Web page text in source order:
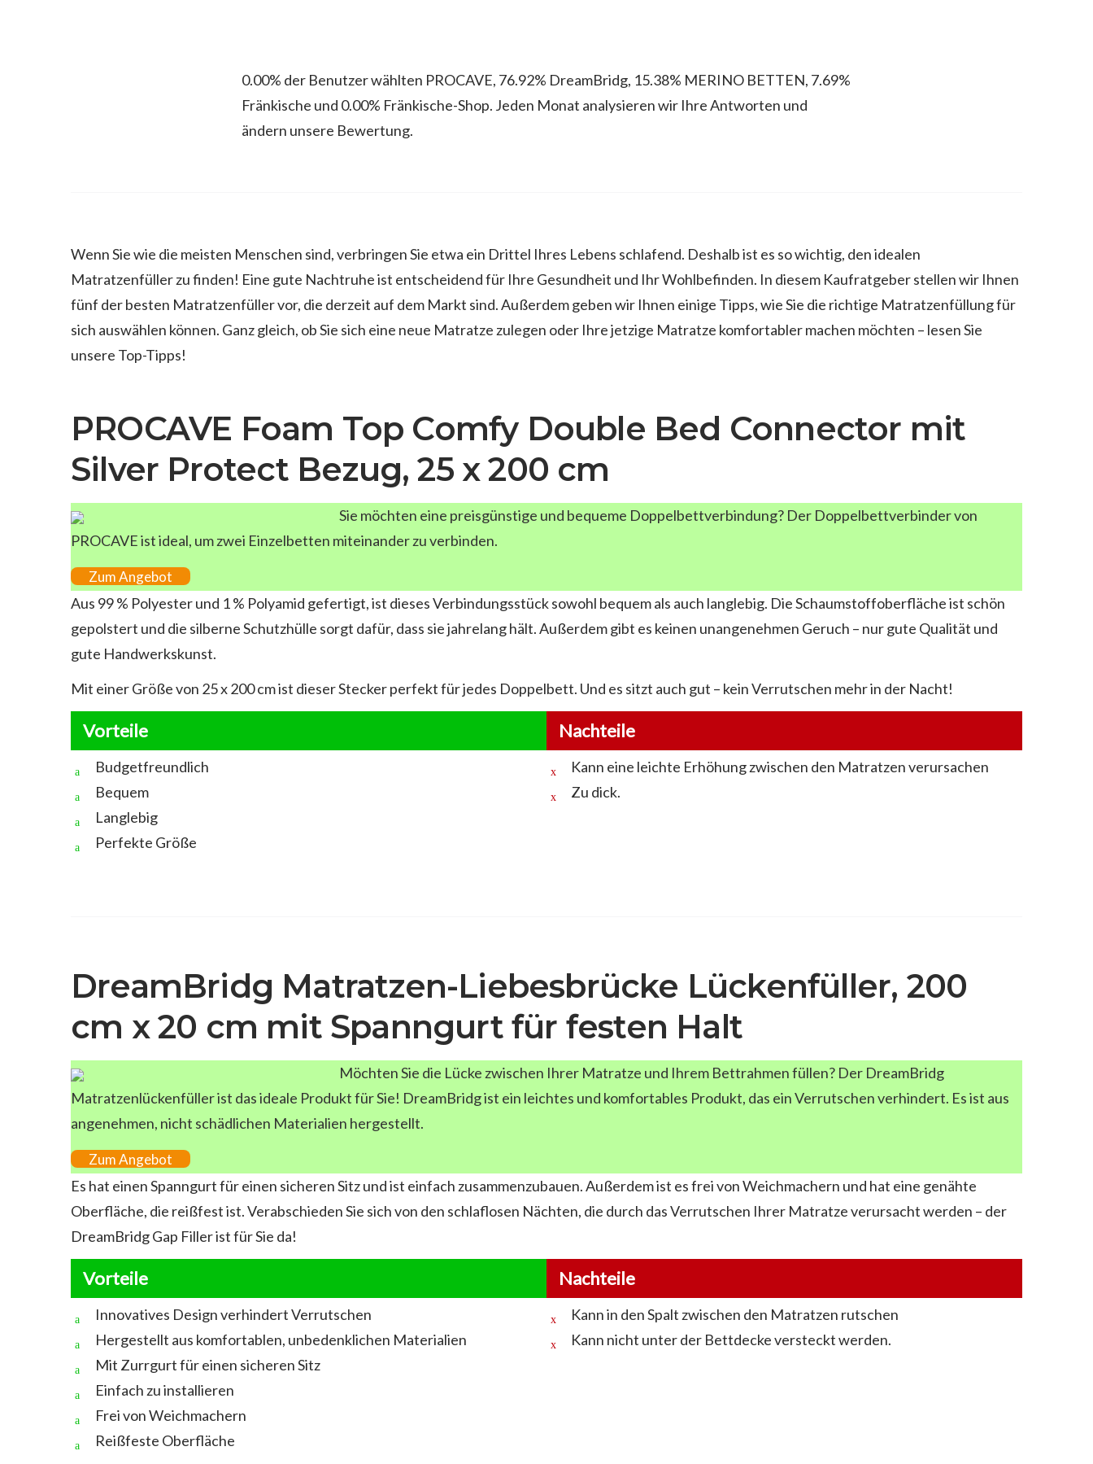
0.00% der Benutzer wählten PROCAVE, 76.92% DreamBridg, 15.38% MERINO BETTEN, 7.69%
Fränkische und 0.00% Fränkische-Shop. Jeden Monat analysieren wir Ihre Antworten und
ändern unsere Bewertung.
Wenn Sie wie die meisten Menschen sind, verbringen Sie etwa ein Drittel Ihres Lebens schlafend. Deshalb ist es so wichtig, den idealen
Matratzenfüller zu finden! Eine gute Nachtruhe ist entscheidend für Ihre Gesundheit und Ihr Wohlbefinden. In diesem Kaufratgeber stellen wir Ihnen
fünf der besten Matratzenfüller vor, die derzeit auf dem Markt sind. Außerdem geben wir Ihnen einige Tipps, wie Sie die richtige Matratzenfüllung für
sich auswählen können. Ganz gleich, ob Sie sich eine neue Matratze zulegen oder Ihre jetzige Matratze komfortabler machen möchten – lesen Sie
unsere Top-Tipps!
PROCAVE Foam Top Comfy Double Bed Connector mit
Silver Protect Bezug, 25 x 200 cm
Sie möchten eine preisgünstige und bequeme Doppelbettverbindung? Der Doppelbettverbinder von
PROCAVE ist ideal, um zwei Einzelbetten miteinander zu verbinden.
Zum Angebot
Aus 99 % Polyester und 1 % Polyamid gefertigt, ist dieses Verbindungsstück sowohl bequem als auch langlebig. Die Schaumstoffoberfläche ist schön
gepolstert und die silberne Schutzhülle sorgt dafür, dass sie jahrelang hält. Außerdem gibt es keinen unangenehmen Geruch – nur gute Qualität und
gute Handwerkskunst.
Mit einer Größe von 25 x 200 cm ist dieser Stecker perfekt für jedes Doppelbett. Und es sitzt auch gut – kein Verrutschen mehr in der Nacht!
Vorteile
Budgetfreundlich
Bequem
Langlebig
Perfekte Größe
Nachteile
Kann eine leichte Erhöhung zwischen den Matratzen verursachen
Zu dick.
DreamBridg Matratzen-Liebesbrücke Lückenfüller, 200
cm x 20 cm mit Spanngurt für festen Halt
Möchten Sie die Lücke zwischen Ihrer Matratze und Ihrem Bettrahmen füllen? Der DreamBridg
Matratzenlückenfüller ist das ideale Produkt für Sie! DreamBridg ist ein leichtes und komfortables Produkt, das ein Verrutschen verhindert. Es ist aus
angenehmen, nicht schädlichen Materialien hergestellt.
Zum Angebot
Es hat einen Spanngurt für einen sicheren Sitz und ist einfach zusammenzubauen. Außerdem ist es frei von Weichmachern und hat eine genähte
Oberfläche, die reißfest ist. Verabschieden Sie sich von den schlaflosen Nächten, die durch das Verrutschen Ihrer Matratze verursacht werden – der
DreamBridg Gap Filler ist für Sie da!
Vorteile
Innovatives Design verhindert Verrutschen
Hergestellt aus komfortablen, unbedenklichen Materialien
Mit Zurrgurt für einen sicheren Sitz
Einfach zu installieren
Frei von Weichmachern
Reißfeste Oberfläche
Nachteile
Kann in den Spalt zwischen den Matratzen rutschen
Kann nicht unter der Bettdecke versteckt werden.